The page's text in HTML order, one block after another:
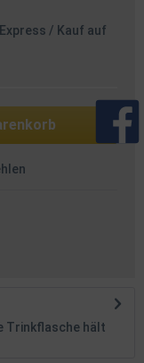
/ Kauf auf
Trinkflasche hält